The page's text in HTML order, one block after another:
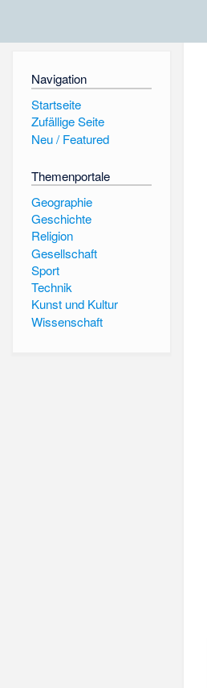
Navigation
Startseite
Zufällige Seite
Neu / Featured
Themenportale
Geographie
Geschichte
Religion
Gesellschaft
Sport
Technik
Kunst und Kultur
Wissenschaft